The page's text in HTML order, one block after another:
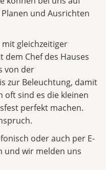
und Ausrichten
gleichzeitiger
Chef des Hauses
von der
zur Beleuchtung, damit
oft sind es die kleinen
perfekt machen.
oder auch per E-
und wir melden uns